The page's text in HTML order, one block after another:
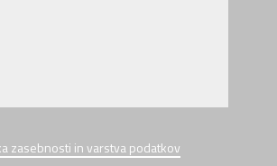
zasebnosti in varstva podatkov